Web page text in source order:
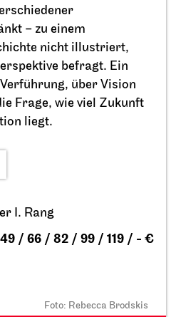
– zu einem
nicht illustriert,
befragt. Ein
über Vision
Frage, wie viel Zukunft
liegt.
I. Rang
/ 66 / 82 / 99 / 119 / - €
Foto: Rebecca Brodskis